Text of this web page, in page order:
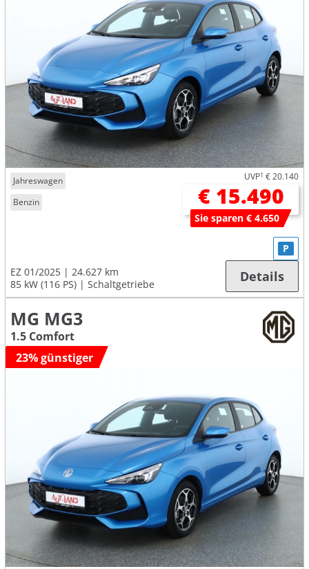
Jahreswagen
Benzin
UVP1 € 20.140
€ 15.490
Sie sparen € 4.650
EZ 01/2025
24.627 km
85 kW (116 PS)
Schaltgetriebe
P
Details
MG MG3
1.5 Comfort
23% günstiger